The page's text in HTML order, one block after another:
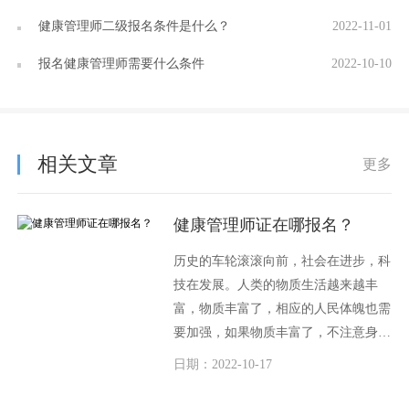
健康管理师二级报名条件是什么？ 2022-11-01
报名健康管理师需要什么条件 2022-10-10
相关文章 更多
健康管理师证在哪报名？
历史的车轮滚滚向前，社会在进步，科
技在发展。人类的物质生活越来越丰
富，物质丰富了，相应的人民体魄也需
要加强，如果物质丰富了，不注意身体
健康，那么人的身体将出现重大问题，
日期：2022-10-17